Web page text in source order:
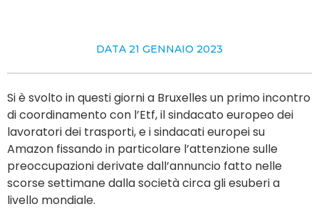
DATA 21 GENNAIO 2023
Si è svolto in questi giorni a Bruxelles un primo incontro
di coordinamento con l’Etf, il sindacato europeo dei
lavoratori dei trasporti, e i sindacati europei su
Amazon fissando in particolare l’attenzione sulle
preoccupazioni derivate dall’annuncio fatto nelle
scorse settimane dalla società circa gli esuberi a
livello mondiale.